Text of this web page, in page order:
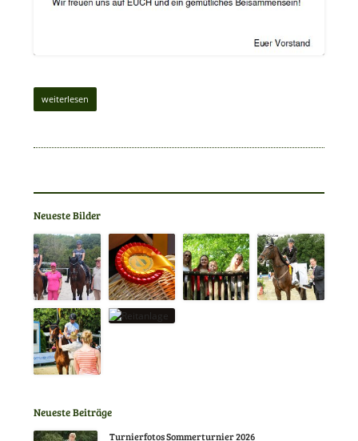
weiterlesen
Neueste Bilder
Neueste Beiträge
Turnierfotos Sommerturnier 2026